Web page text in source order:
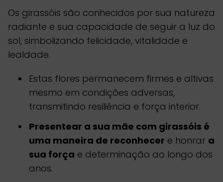
Os girassóis são conhecidos por sua natureza
radiante e sua capacidade de seguir a luz do
sol, simbolizando felicidade, vitalidade e
lealdade.
Estas flores permanecem firmes e altivas
mesmo em condições adversas,
transmitindo resiliência e força interior.
Presentear a sua mãe com girassóis é
uma maneira de reconhecer e honrar a
sua força e determinação ao longo dos
anos.